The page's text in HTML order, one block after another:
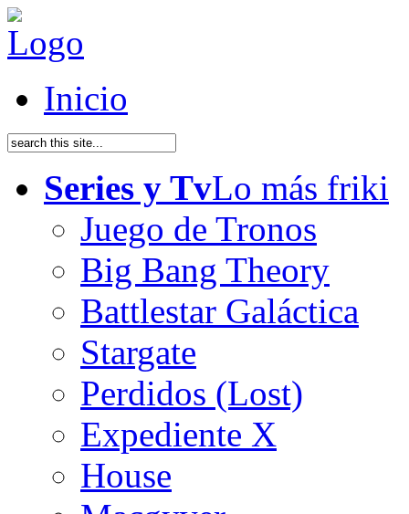
Inicio
Series y TvLo más friki
Juego de Tronos
Big Bang Theory
Battlestar Galáctica
Stargate
Perdidos (Lost)
Expediente X
House